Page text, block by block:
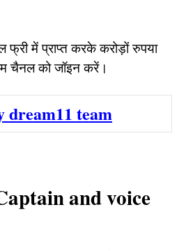
फ्री में प्राप्त करके करोड़ों रुपया
चैनल को जॉइन करें।
dream11 team
and voice